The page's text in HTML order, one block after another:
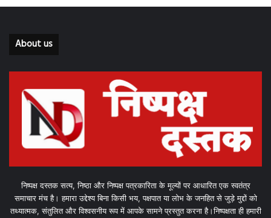
About us
निष्पक्ष दस्तक सत्य, निष्ठा और निष्पक्ष पत्रकारिता के मूल्यों पर आधारित एक स्वतंत्र
समाचार मंच है। हमारा उद्देश्य बिना किसी भय, पक्षपात या लोभ के जनहित से जुड़े मुद्दों को
तथ्यात्मक, संतुलित और विश्वसनीय रूप में आपके सामने प्रस्तुत करना है।निष्पक्षता ही हमारी